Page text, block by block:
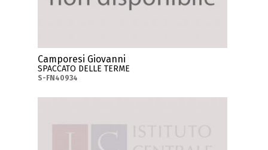
Camporesi Giovanni
SPACCATO DELLE TERME
S-FN40934